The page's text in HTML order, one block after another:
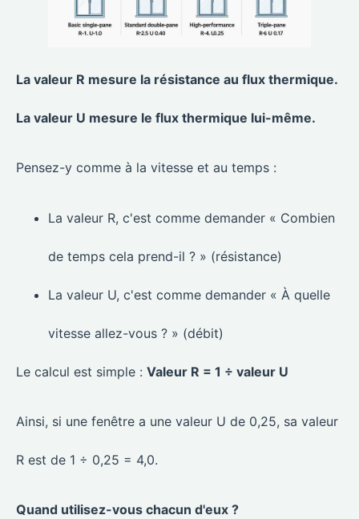
La valeur R mesure la résistance au flux thermique.
La valeur U mesure le flux thermique lui-même.
Pensez-y comme à la vitesse et au temps :
La valeur R, c'est comme demander « Combien
de temps cela prend-il ? » (résistance)
La valeur U, c'est comme demander « À quelle
vitesse allez-vous ? » (débit)
Le calcul est simple : Valeur R = 1 ÷ valeur U
Ainsi, si une fenêtre a une valeur U de 0,25, sa valeur
R est de 1 ÷ 0,25 = 4,0.
Quand utilisez-vous chacun d'eux ?